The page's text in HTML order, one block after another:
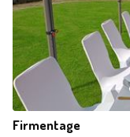
Firmentage